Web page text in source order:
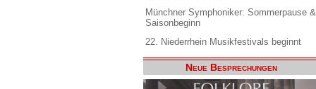
Münchner Symphoniker: Sommerpause &
Saisonbeginn
22. Niederrhein Musikfestivals beginnt
Neue Besprechungen